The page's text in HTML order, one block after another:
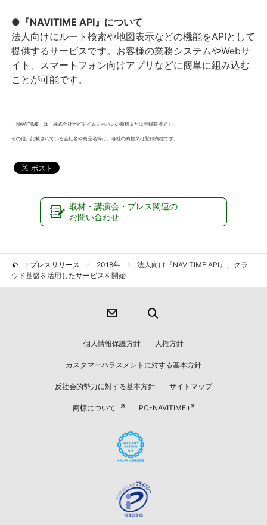
●『NAVITIME API』について
法人向けにルート検索や地図表示などの機能をAPIとして
提供するサービスです。お客様の業務システムやWebサ
イト、スマートフォン向けアプリなどに簡単に組み込む
ことが可能です。
「NAVITIME」は、株式会社ナビタイムジャパンの商標または登録商標です。
その他、記載されている会社名や商品名等は、各社の商標又は登録商標です。
取材・講演会・プレス関連の
お問い合わせ
プレスリリース 2018年
法人向け『NAVITIME API』、クラ
ウド基盤を活用したサービスを開始
個人情報保護方針 人権方針
カスタマーハラスメントに対する基本方針
反社会的勢力に対する基本方針 サイトマップ
商標について PC-NAVITIME